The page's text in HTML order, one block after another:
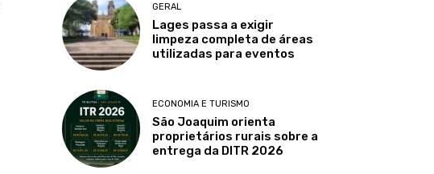
GERAL
Lages passa a exigir
limpeza completa de áreas
utilizadas para eventos
ECONOMIA E TURISMO
São Joaquim orienta
proprietários rurais sobre a
entrega da DITR 2026